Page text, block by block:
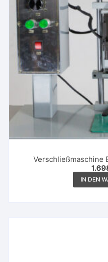
Verschließmaschine
IN DEN